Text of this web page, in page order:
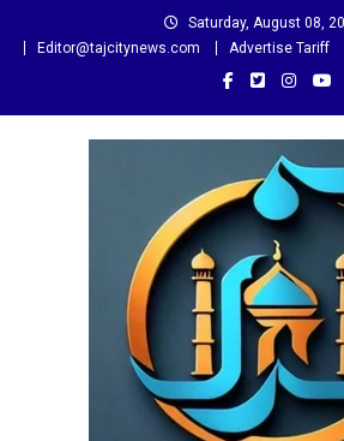
Saturday, August 08,
Editor@tajcitynews.com
Advertise Tariff